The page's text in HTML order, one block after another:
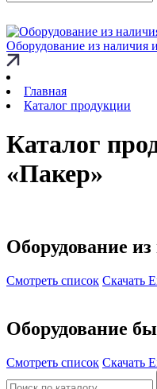
Оборудование из наличия
Главная
Каталог продукции
Каталог
«Пакер»
Оборудование
Смотреть список Скачать
Оборудование
Смотреть список Скачать